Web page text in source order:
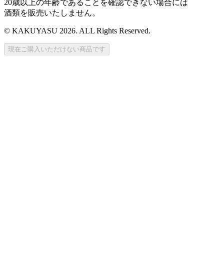
20歳以上の年齢であることを確認できない場合には
酒類を販売いたしません。
© KAKUYASU 2026. ALL Rights Reserved.
現在ご購入いただけない商品です